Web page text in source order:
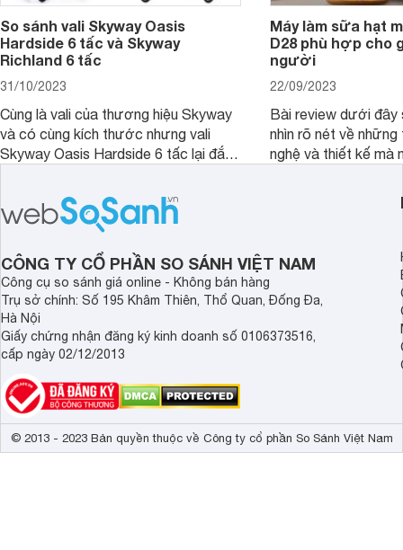
So sánh vali Skyway Oasis
Hardside 6 tấc và Skyway
Richland 6 tấc
31/10/2023
Cùng là vali của thương hiệu Skyway
và có cùng kích thước nhưng vali
Skyway Oasis Hardside 6 tấc lại đắt
triệu đồng.
Máy làm sữa hạt
D28 phù hợp cho
người
22/09/2023
Bài review dưới đây
nhìn rõ nét về những
nghệ và thiết kế mà
thể đưa ra quyết
CÔNG TY CỔ PHẦN SO SÁNH VIỆT NAM
Công cụ so sánh giá online - Không bán hàng
Trụ sở chính: Số 195 Khâm Thiên, Thổ Quan, Đống Đa,
Hà Nội
Giấy chứng nhận đăng ký kinh doanh số 0106373516,
cấp ngày 02/12/2013
© 2013 - 2023 Bản quyền thuộc về Công ty cổ phần So Sánh Việt Nam